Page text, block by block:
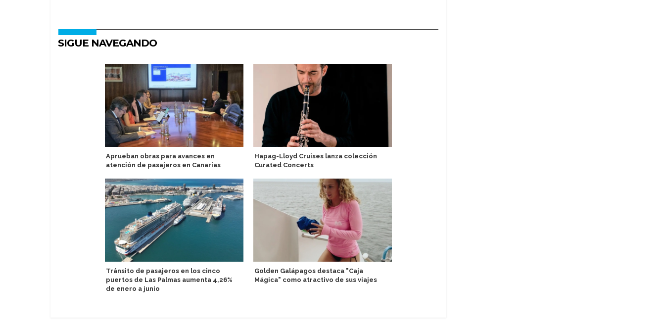
SIGUE NAVEGANDO
Aprueban obras para avances en
atención de pasajeros en Canarias
Tránsito de pasajeros en los cinco
puertos de Las Palmas aumenta 4,26%
de enero a junio
Hapag-Lloyd Cruises lanza colección
Curated Concerts
Golden Galápagos destaca "Caja
Mágica" como atractivo de sus viajes